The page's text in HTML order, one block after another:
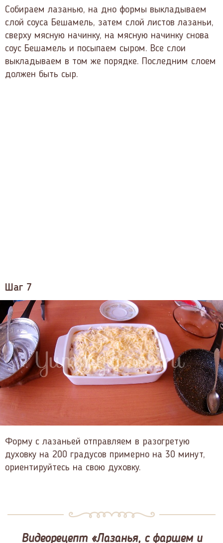
Собираем лазанью, на дно формы выкладываем
слой соуса Бешамель, затем слой листов лазаньи,
сверху мясную начинку, на мясную начинку снова
соус Бешамель и посыпаем сыром. Все слои
выкладываем в том же порядке. Последним слоем
должен быть сыр.
Шаг 7
Форму с лазаньей отправляем в разогретую
духовку на 200 градусов примерно на 30 минут,
ориентируйтесь на свою духовку.
Видеорецепт «Лазанья, с фаршем и